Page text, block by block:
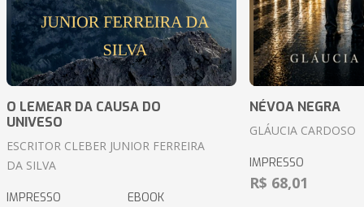
O LEMEAR DA CAUSA DO
UNIVESO
ESCRITOR CLEBER JUNIOR FERREIRA
DA SILVA
IMPRESSO EBOOK
NÉVOA NEGRA
GLÁUCIA CARDOSO
IMPRESSO
R$ 68,01